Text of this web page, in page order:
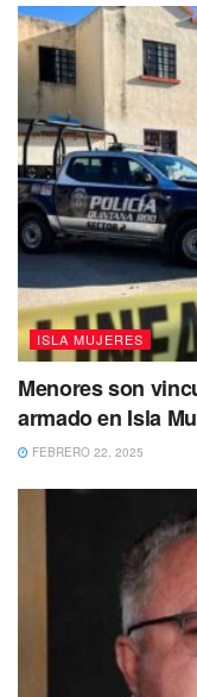
ha sido suprimida en
dos muertes en
Quintana Roo, una
Nuevo León y una
En todo el país, se
enfermedad
Estos casos se han
de México.
Tags: Dengue
ISLA MUJERES
Menores son
armado en Isla
FEBRERO 22, 2025